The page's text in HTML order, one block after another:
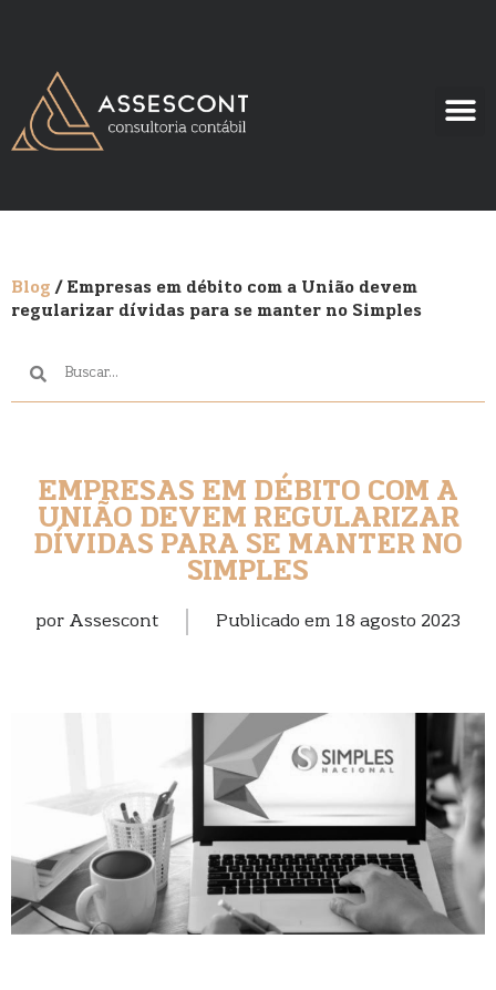
Blog/ Empresas em débito com a União devem
regularizar dívidas para se manter no Simples
EMPRESAS EM DÉBITO COM A
UNIÃO DEVEM REGULARIZAR
DÍVIDAS PARA SE MANTER NO
SIMPLES
por Assescont Publicado em 18 agosto 2023